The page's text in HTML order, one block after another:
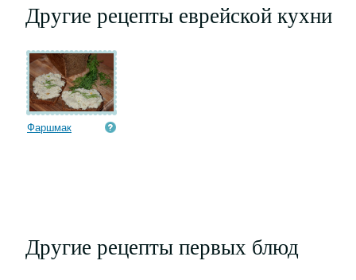
Другие рецепты еврейской кухни
Фаршмак
Другие рецепты первых блюд